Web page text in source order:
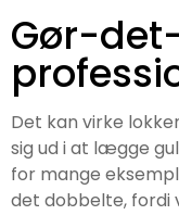
Gør-
Det kan virke
sig ud i at lægge
for mange
det dobbelte, fordi